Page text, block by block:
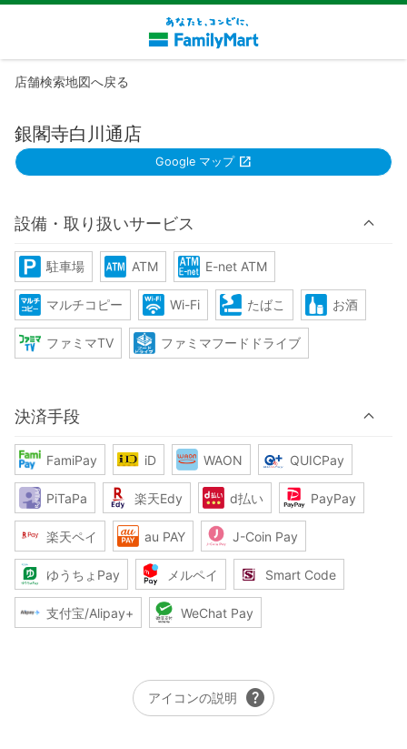
店舗検索地図へ戻る
銀閣寺白川通店
Google マップ
設備・取り扱いサービス
駐車場 ATM E-net ATM
マルチコピー Wi-Fi たばこ お酒
ファミマTV ファミマフードドライブ
決済手段
FamiPay iD WAON QUICPay
PiTaPa 楽天Edy d払い PayPay
楽天ペイ au PAY J-Coin Pay
ゆうちょPay メルペイ Smart Code
支付宝/Alipay+ WeChat Pay
アイコンの説明 help